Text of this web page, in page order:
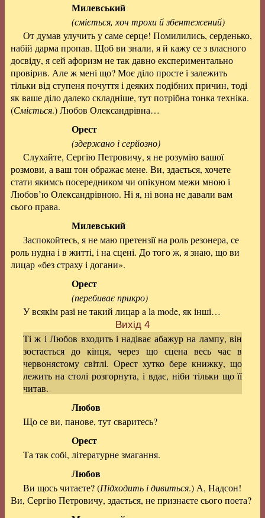
Милевський
(сміється, хоч трохи й збентежений)
От думав улучить у саме серце! Помилились, серденько,
набій дарма пропав. Щоб ви знали, я й кажу се з власного
досвіду, я сей афоризм не так давно експериментально
провірив. Але ж мені що? Моє діло просте і залежить
тільки від ступеня почуття і деяких подібних причин, тоді
як ваше діло далеко складніше, тут потрібна тонка техніка.
(Сміється.) Любов Олександрівна…
Орест
(здержано і серйозно)
Слухайте, Сергію Петровичу, я не розумію вашої
розмови, а ваш тон ображає мене. Ви, здається, хочете
стати якимсь посередником чи опікуном межи мною і
Любов’ю Олександрівною. Ні я, ні вона не давали вам
сього права.
Милевський
Заспокойтесь, я не маю претензії на роль резонера, се
роль нудна і в житті, і на сцені. До того ж, я знаю, що ви
лицар «без страху і догани».
Орест
(перебиває прикро)
У всякім разі не такий лицар a la mode, як інші…
Вихід 4
Ті ж і Любов входить і надіває абажур на лампу, він
зостається до кінця, через що сцена весь час в
червонястому світлі. Орест хутко бере книжку, що
лежить на столі розгорнута, і вдає, ніби тільки що її
читав.
Любов
Що се ви, панове, тут сваритесь?
Орест
Та так собі, літературне змагання.
Любов
Ви щось читаєте? (Підходить і дивиться.) А, Надсон!
Ви, Сергію Петровичу, здається, не признаєте сього поета?